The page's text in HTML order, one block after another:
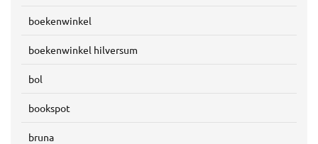
boekenwinkel
boekenwinkel hilversum
bol
bookspot
bruna